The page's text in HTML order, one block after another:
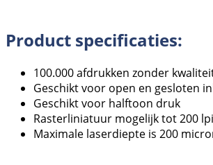
Product specificaties:
100.000 afdrukken zonder
Geschikt voor open en gesloten
Geschikt voor halftoon druk
Rasterliniatuur mogelijk tot 200
Maximale laserdiepte is 200